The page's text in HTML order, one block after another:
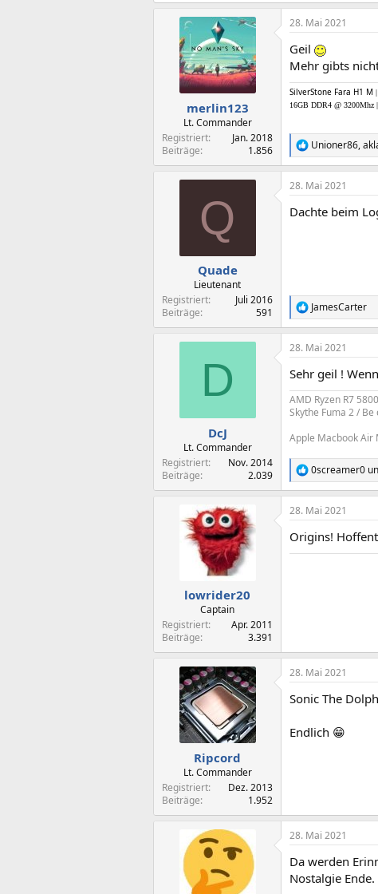
n
:
merlin123
Lt. Commander
Registriert
Jan. 2018
Beiträge
1.856
28. Mai 2021
Geil
Mehr gibts
SilverStone Fara H1 M
16GB DDR4 @ 3200Mhz
R
e
a
k
i
Unioner86,
Q
Quade
Lieutenant
Registriert
Juli 2016
Beiträge
591
28. Mai 2021
Dachte beim
R
e
a
k
i
o
n
e
:
JamesCarter
D
DcJ
Lt. Commander
Registriert
Nov. 2014
Beiträge
2.039
28. Mai 2021
Sehr geil !
AMD Ryzen R7
Skythe Fuma 2 /
Apple Macbook Air
R
e
a
k
i
o
0screamer0
lowrider20
Captain
Registriert
Apr. 2011
Beiträge
3.391
28. Mai 2021
Origins!
Ripcord
Lt. Commander
Registriert
Dez. 2013
Beiträge
1.952
28. Mai 2021
Sonic The
Endlich 😁
28. Mai 2021
Da werden
Nostalgie Ende.